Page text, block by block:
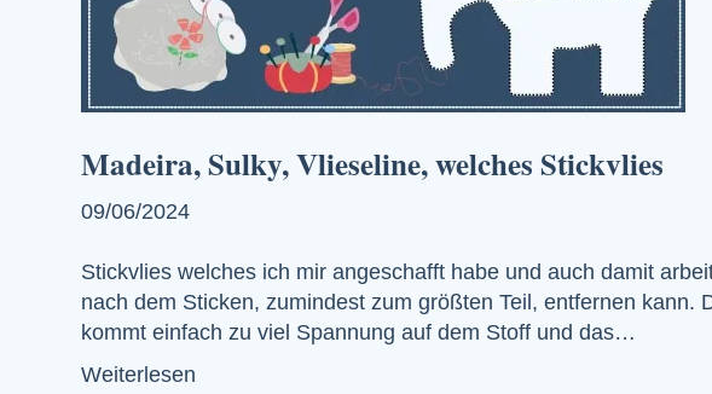
Madeira, Sulky, Vlieseline, welches Stickvlies
09/06/2024
Stickvlies welches ich mir angeschafft habe und auch damit
nach dem Sticken, zumindest zum größten Teil, entfernen
kommt einfach zu viel Spannung auf dem Stoff und das…
Weiterlesen